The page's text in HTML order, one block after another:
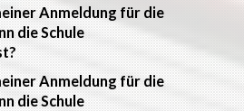
Anmeldung für die
die Schule
Anmeldung für die
die Schule